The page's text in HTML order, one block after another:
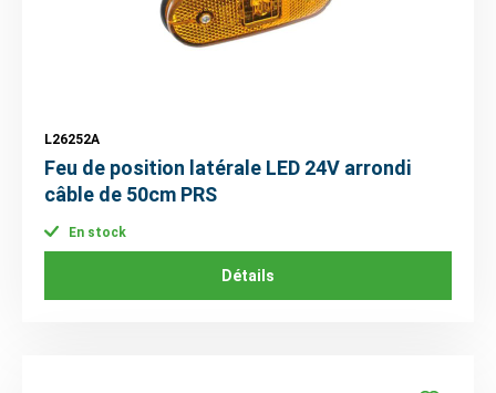
L26252A
Feu de position latérale LED 24V arrondi
câble de 50cm PRS
En stock
Détails